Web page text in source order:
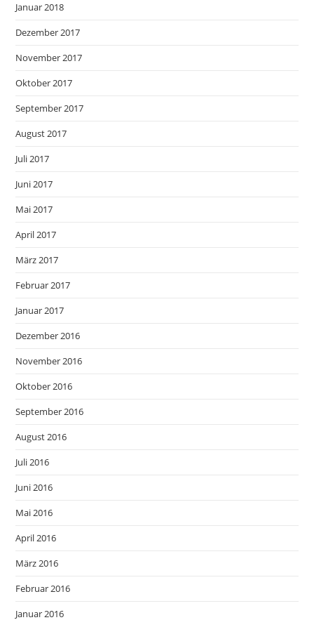
Januar 2018
Dezember 2017
November 2017
Oktober 2017
September 2017
August 2017
Juli 2017
Juni 2017
Mai 2017
April 2017
März 2017
Februar 2017
Januar 2017
Dezember 2016
November 2016
Oktober 2016
September 2016
August 2016
Juli 2016
Juni 2016
Mai 2016
April 2016
März 2016
Februar 2016
Januar 2016